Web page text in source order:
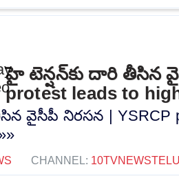
హై టెన్షన్‌కు దారి తీసిన
protest leads to
వైసీపీ నిరసన | YSRCP
CHANNEL: